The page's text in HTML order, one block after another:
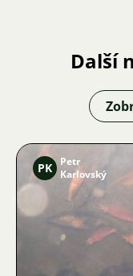
Další
PK
Petr
Karlovský